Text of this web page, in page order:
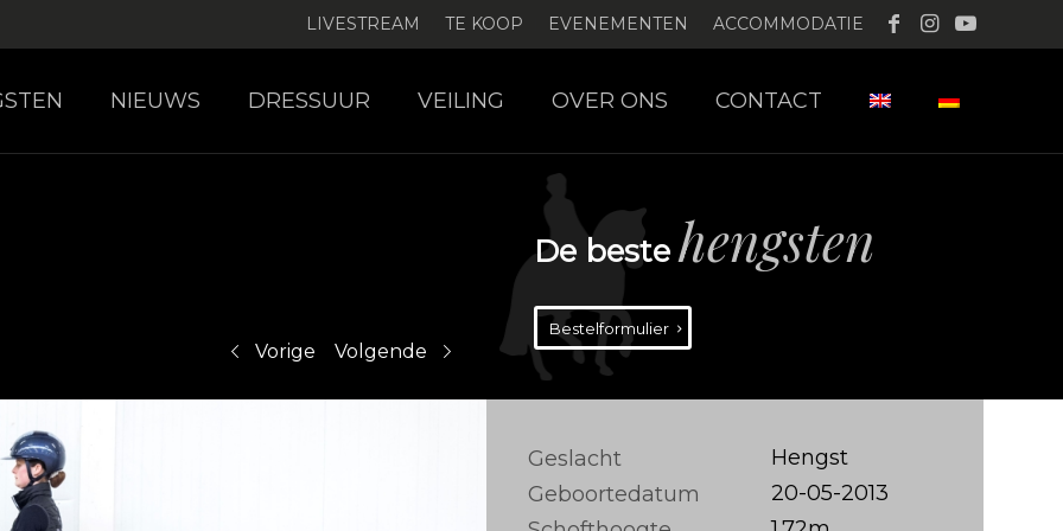
LIVESTREAM TE KOOP EVENEMENTEN ACCOMMODATIE
NIEUWS DRESSUUR VEILING OVER ONS CONTACT
Volgende
Vorige
De beste hengsten
Bestelformulier
Geslacht
Hengst
Geboortedatum
20-05-2013